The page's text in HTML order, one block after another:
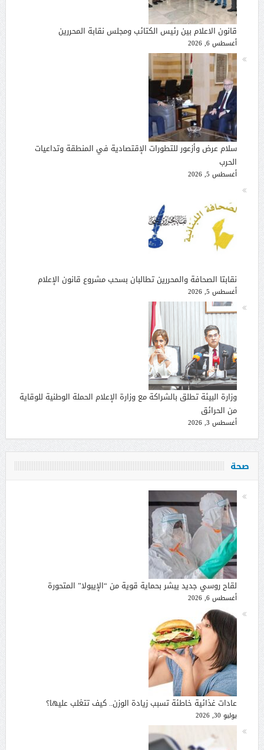
قانون الاعلام بين رئيس الكتائب ومجلس نقابة المحررين
أغسطس 6, 2026
سلام عرض وأزعور للتطورات الإقتصادية في المنطقة وتداعيات
الحرب
أغسطس 5, 2026
نقابتا الصحافة والمحررين تطالبان بسحب مشروع قانون الإعلام
أغسطس 5, 2026
وزارة البيئة تطلق بالشراكة مع وزارة الإعلام الحملة الوطنية للوقاية
من الحرائق
أغسطس 3, 2026
صحة
لقاح روسي جديد يبشر بحماية قوية من “الإيبولا” المتحورة
أغسطس 6, 2026
عادات غذائية خاطئة تسبب زيادة الوزن.. كيف تتغلب عليها؟
يوليو 30, 2026